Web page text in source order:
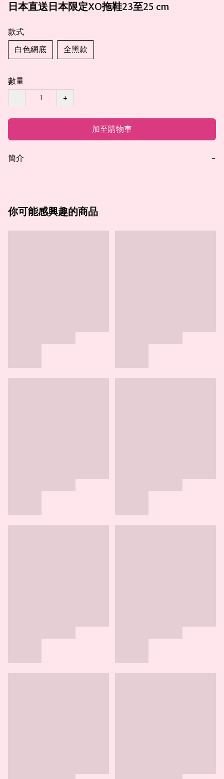
日本直送日本限定XO拖鞋23至25 cm
款式
白色網底
全黑款
數量
−
+
加至購物車
簡介 −
你可能感興趣的商品